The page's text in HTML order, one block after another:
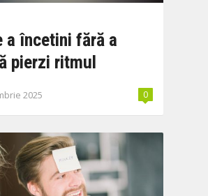
a încetini fără a
pierzi ritmul
2025 0